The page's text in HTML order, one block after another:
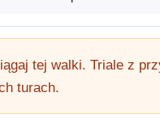
tej walki. Triale z
turach.